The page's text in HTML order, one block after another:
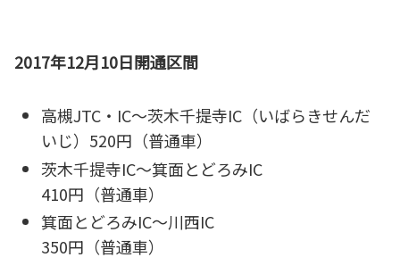
2017年12月10日開通区間
高槻JTC・IC～茨木千提寺IC（いばらきせんだ
いじ）520円（普通車）
茨木千提寺IC～箕面とどろみIC
410円（普通車）
箕面とどろみIC～川西IC
350円（普通車）